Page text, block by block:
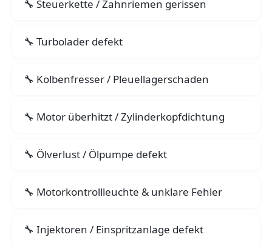
Steuerkette / Zahnriemen gerissen
Turbolader defekt
Kolbenfresser / Pleuellagerschaden
Motor überhitzt / Zylinderkopfdichtung
Ölverlust / Ölpumpe defekt
Motorkontrollleuchte & unklare Fehler
Injektoren / Einspritzanlage defekt